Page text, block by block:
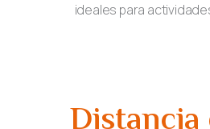
ideales para